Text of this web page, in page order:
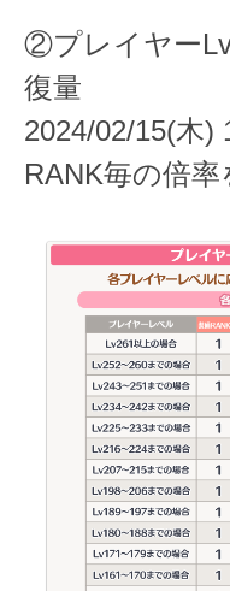
②プレイヤー
復量
2024/02/15(木)
RANK毎の倍